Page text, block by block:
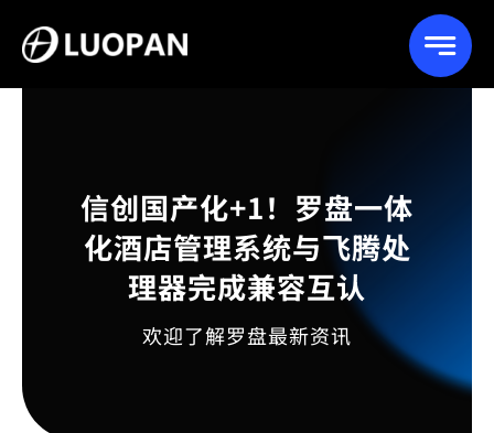
content
信创国产化+1！罗盘一体
化酒店管理系统与飞腾处
理器完成兼容互认
欢迎了解罗盘最新资讯